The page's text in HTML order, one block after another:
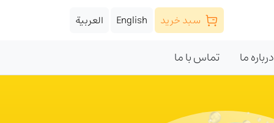
سبد خرید English العربية
درباره ما تماس با ما